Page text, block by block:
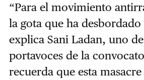
“Para el movimiento
la gota que ha desbordado
explica Sani Ladan, uno
portavoces de la
recuerda que esta